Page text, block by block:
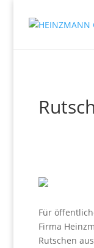
Für
Firma
Rutschen